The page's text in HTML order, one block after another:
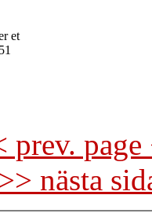
et
prev.
>> nästa